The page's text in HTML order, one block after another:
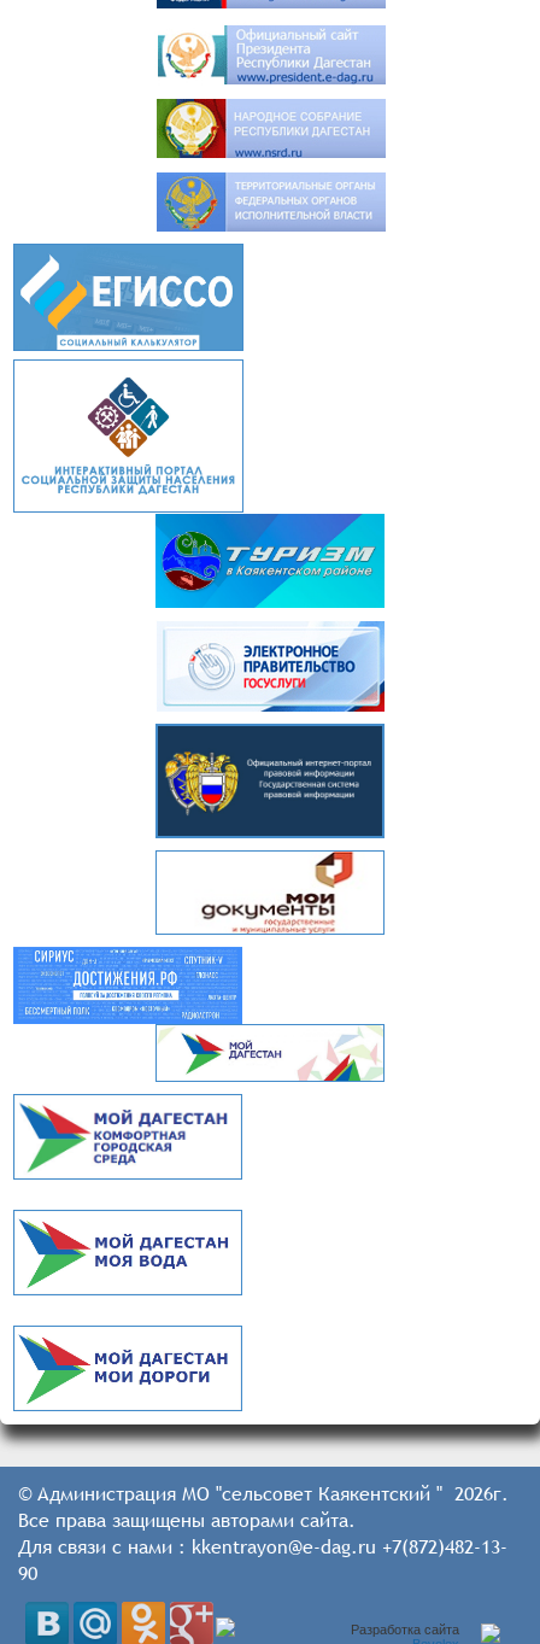
© Администрация МО "сельсовет Каякентский " 2026г.
Все права защищены авторами сайта.
Для связи с нами : kkentrayon@e-dag.ru +7(872)482-13-
90
Разработка сайта